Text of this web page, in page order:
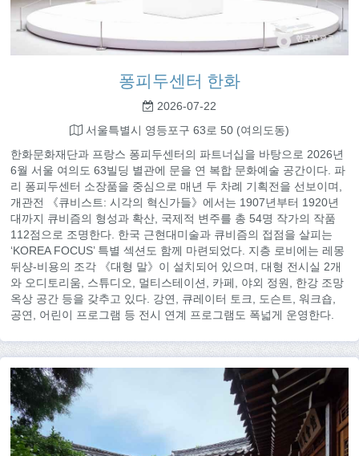
퐁피두센터 한화
2026-07-22
서울특별시 영등포구 63로 50 (여의도동)
한화문화재단과 프랑스 퐁피두센터의 파트너십을 바탕으로 2026년
6월 서울 여의도 63빌딩 별관에 문을 연 복합 문화예술 공간이다. 파
리 퐁피두센터 소장품을 중심으로 매년 두 차례 기획전을 선보이며,
개관전 《큐비스트: 시각의 혁신가들》에서는 1907년부터 1920년
대까지 큐비즘의 형성과 확산, 국제적 변주를 총 54명 작가의 작품
112점으로 조명한다. 한국 근현대미술과 큐비즘의 접점을 살피는
‘KOREA FOCUS’ 특별 섹션도 함께 마련되었다. 지층 로비에는 레몽
뒤샹-비용의 조각 《대형 말》이 설치되어 있으며, 대형 전시실 2개
와 오디토리움, 스튜디오, 멀티스테이션, 카페, 야외 정원, 한강 조망
옥상 공간 등을 갖추고 있다. 강연, 큐레이터 토크, 도슨트, 워크숍,
공연, 어린이 프로그램 등 전시 연계 프로그램도 폭넓게 운영한다.